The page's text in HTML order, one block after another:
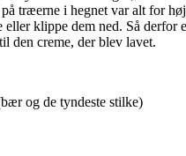
træerne i hegnet var alt for
klippe dem ned. Så derfor
den creme, der blev lavet.
og de tyndeste stilke)